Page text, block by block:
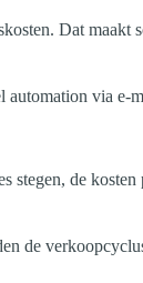
Dat maakt
via
de
de